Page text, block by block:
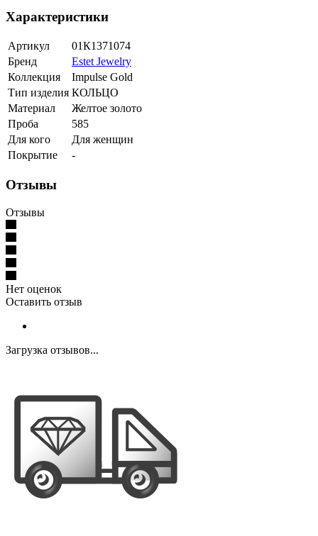
Характеристики
Артикул
01К1371074
Бренд
Estet Jewelry
Коллекция
Impulse Gold
Тип изделия КОЛЬЦО
Материал
Желтое золото
Проба
585
Для кого
Для женщин
Покрытие
-
Отзывы
Отзывы
Нет оценок
Оставить отзыв
Загрузка отзывов...